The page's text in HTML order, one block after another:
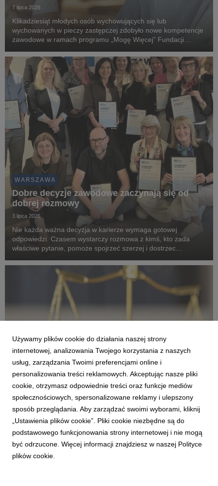
7 lipca 2026
Klikadziesiąt młodych osób wychowujących się lub
wychowanych w pieczy zastępczej zdobyło nowe kompetencje
zawodowe w ramach programu „Mogę Więcej” Fundacji
przedsięwzięcia był Uniwersytet WSB Merito Warszawa, który
odpowiad...
WARSZAWA
Dobre decyzje zawodowe zaczynają się od
dobrej rozmowy
3 lipca 2026
Nie każda ważna decyzja w karierze wymaga gotowej
odpowiedzi. Czasem wystarczy rozmowa z kimś, kto zada
właściwe pytanie, pomoże spojrzeć szerzej i dostrzec
idei opiera się program mentoringowy „Liderzy dla ...
WARSZAWA
Ekspert: Fałszywe zeznania – czyli co grozi za
kłamstwo w sądzie?
15 czerwca 2026
Jednym z fundamentów sprawiedliwości jest rzetelność
materiału dowodowego, obejmującego m.in. zeznania
świadków, opinie biegłych, ekspertyzy oraz tłumaczenia. Gdy
Używamy plików cookie do działania naszej strony
internetowej, analizowania Twojego korzystania z naszych
usług, zarządzania Twoimi preferencjami online i
personalizowania treści reklamowych. Akceptując nasze pliki
cookie, otrzymasz odpowiednie treści oraz funkcje mediów
społecznościowych, spersonalizowane reklamy i ulepszony
sposób przeglądania. Aby zarządzać swoimi wyborami, kliknij
„Ustawienia plików cookie”. Pliki cookie niezbędne są do
podstawowego funkcjonowania strony internetowej i nie mogą
być odrzucone. Więcej informacji znajdziesz w naszej Polityce
plików cookie.